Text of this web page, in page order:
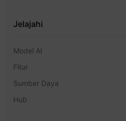
Jelajahi
Model AI
Fitur
Sumber Daya
Hub